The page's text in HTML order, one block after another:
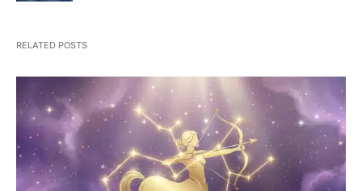
RELATED POSTS